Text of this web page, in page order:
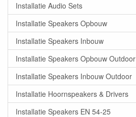
Installatie Audio Sets
Installatie Speakers Opbouw
Installatie Speakers Inbouw
Installatie Speakers Opbouw Outdoor
Installatie Speakers Inbouw Outdoor
Installatie Hoornspeakers & Drivers
Installatie Speakers EN 54-25